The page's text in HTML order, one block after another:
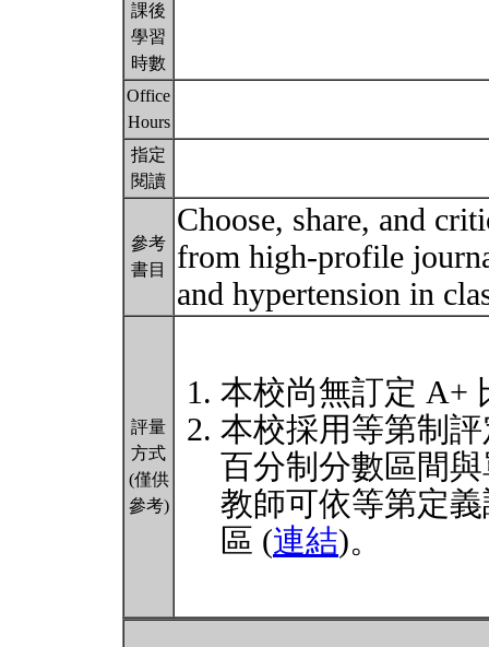
課後
學習
時數
Office
Hours
指定
閱讀
參考
書目
Choose, share, and
from high-profile
and hypertension in
評量
方式
(僅供
參考)
本校尚無訂定 A+
本校採用等第制
百分制分數區間
教師可依等第定
區 (連結)。